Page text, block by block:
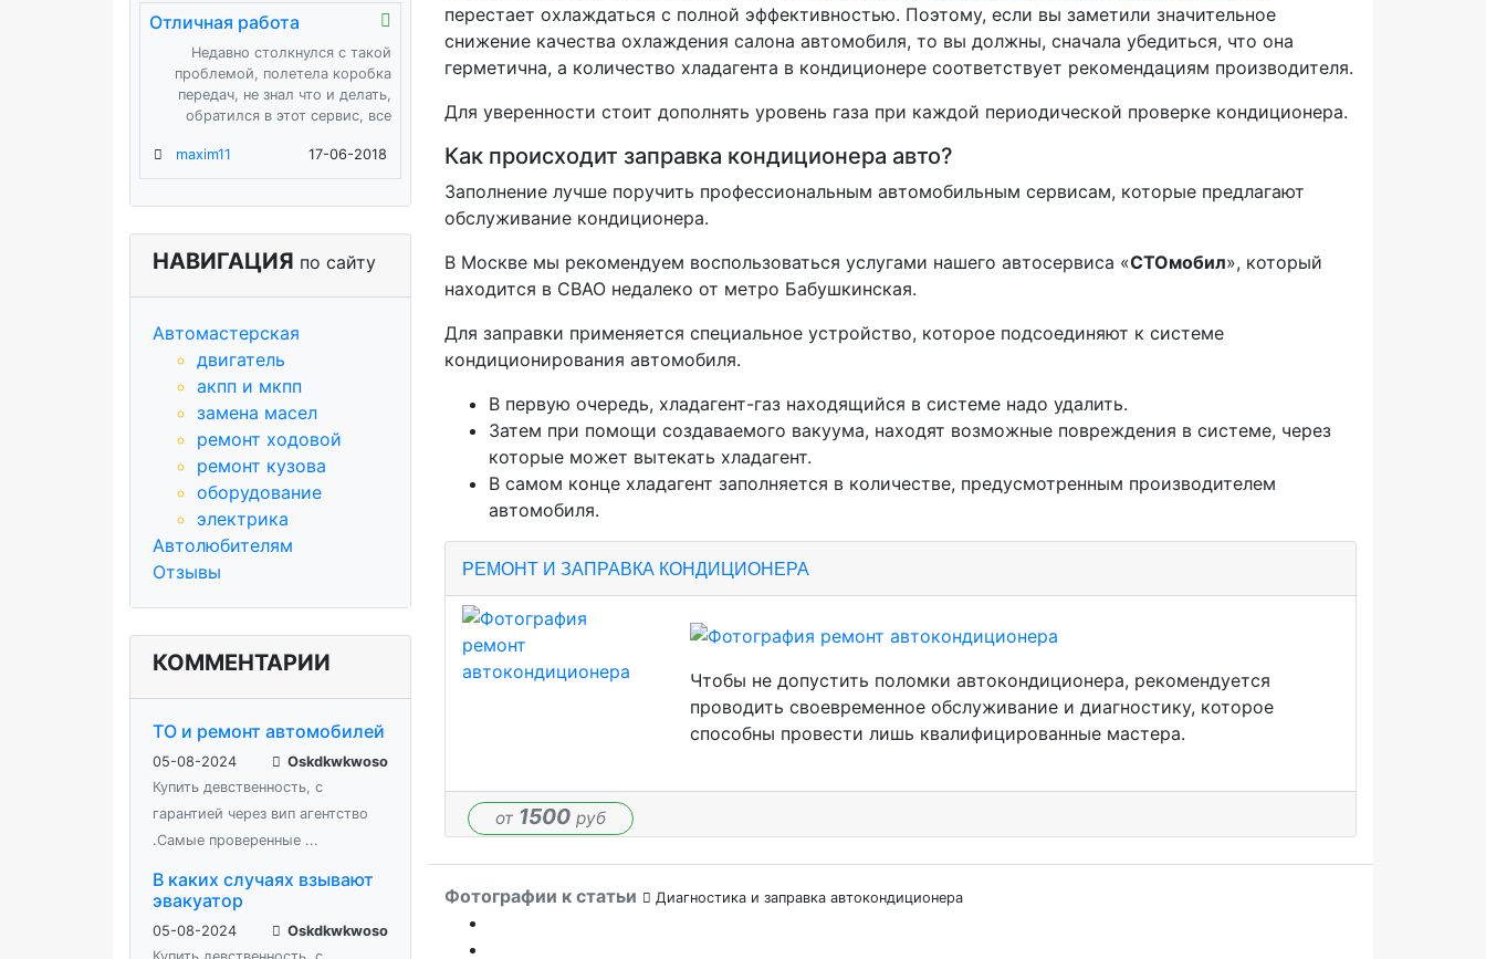
Отличная работа
Недавно столкнулся с такой
проблемой, полетела коробка
передач, не знал что и делать,
обратился в этот сервис, все
maxim11 17-06-2018
НАВИГАЦИЯ по сайту
Автомастерская
двигатель
акпп и мкпп
замена масел
ремонт ходовой
ремонт кузова
оборудование
электрика
Автолюбителям
Отзывы
КОММЕНТАРИИ
ТО и ремонт автомобилей
05-08-2024
Oskdkwkwoso
Купить девственность, с
гарантией через вип агентство
.Самые проверенные ...
В каких случаях взывают
эвакуатор
05-08-2024
Oskdkwkwoso
перестает охлаждаться с полной эффективностью. Поэтому, если вы заметили значительное
снижение качества охлаждения салона автомобиля, то вы должны, сначала убедиться, что она
герметична, а количество хладагента в кондиционере соответствует рекомендациям производителя.
Для уверенности стоит дополнять уровень газа при каждой периодической проверке кондиционера.
Как происходит заправка кондиционера авто?
Заполнение лучше поручить профессиональным автомобильным сервисам, которые предлагают
обслуживание кондиционера.
В Москве мы рекомендуем воспользоваться услугами нашего автосервиса «СТОмобил», который
находится в СВАО недалеко от метро Бабушкинская.
Для заправки применяется специальное устройство, которое подсоединяют к системе
кондиционирования автомобиля.
В первую очередь, хладагент-газ находящийся в системе надо удалить.
Затем при помощи создаваемого вакуума, находят возможные повреждения в системе, через
которые может вытекать хладагент.
В самом конце хладагент заполняется в количестве, предусмотренным производителем
автомобиля.
РЕМОНТ И ЗАПРАВКА КОНДИЦИОНЕРА
Чтобы не допустить поломки автокондиционера, рекомендуется
проводить своевременное обслуживание и диагностику, которое
способны провести лишь квалифицированные мастера.
от 1500 руб
Фотографии к статьи Диагностика и заправка автокондиционера